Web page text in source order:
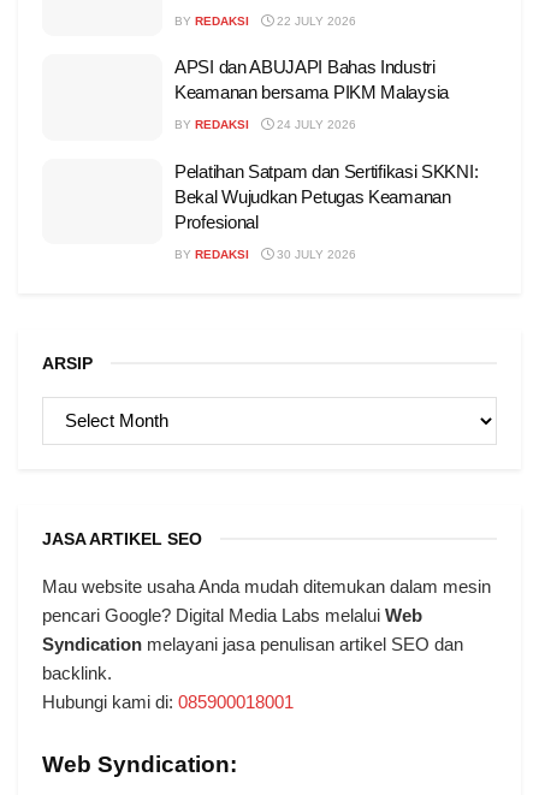
BY REDAKSI 22 JULY 2026
APSI dan ABUJAPI Bahas Industri
Keamanan bersama PIKM Malaysia
BY REDAKSI 24 JULY 2026
Pelatihan Satpam dan Sertifikasi SKKNI:
Bekal Wujudkan Petugas Keamanan
Profesional
BY REDAKSI 30 JULY 2026
ARSIP
ARSIP
JASA ARTIKEL SEO
Mau website usaha Anda mudah ditemukan dalam mesin
pencari Google? Digital Media Labs melalui Web
Syndication melayani jasa penulisan artikel SEO dan
backlink.
Hubungi kami di: 085900018001
Web Syndication: